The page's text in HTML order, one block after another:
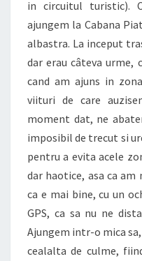
in circuitul turistic).
ajungem la Cabana
albastra. La inceput
dar erau câteva urme,
cand am ajuns in
viituri de care
moment dat, ne
imposibil de trecut si
pentru a evita acele
dar haotice, asa ca am
ca e mai bine, cu un
GPS, ca sa nu ne
Ajungem intr-o mica
cealalta de culme,